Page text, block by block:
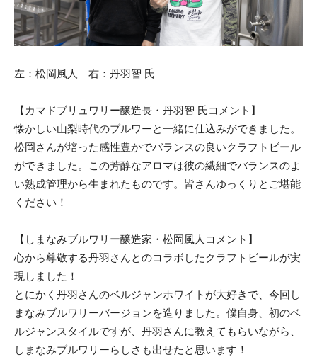
左：松岡風人 右：丹羽智 氏
【カマドブリュワリー醸造長・丹羽智 氏コメント】
懐かしい山梨時代のブルワーと一緒に仕込みができました。
松岡さんが培った感性豊かでバランスの良いクラフトビール
ができました。この芳醇なアロマは彼の繊細でバランスのよ
い熟成管理から生まれたものです。皆さんゆっくりとご堪能
ください！
【しまなみブルワリー醸造家・松岡風人コメント】
心から尊敬する丹羽さんとのコラボしたクラフトビールが実
現しました！
とにかく丹羽さんのベルジャンホワイトが大好きで、今回し
まなみブルワリーバージョンを造りました。僕自身、初のベ
ルジャンスタイルですが、丹羽さんに教えてもらいながら、
しまなみブルワリーらしさも出せたと思います！